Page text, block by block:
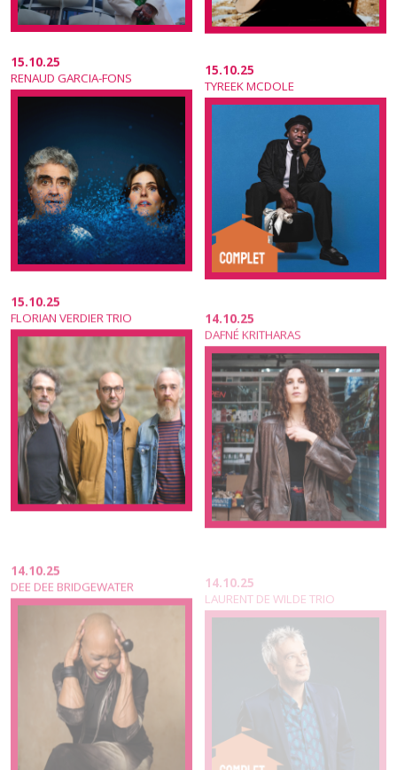
RENAUD GARCIA-FONS
TYREEK MCDOLE
FLORIAN VERDIER TRIO
14.10.25
14.10.25
14.10.25
LAURENT DE WILDE TRIO
13.10.25
YAZZ AHMED DUO
12.10.25
AVISHAÏ COHEN NEW TRIO